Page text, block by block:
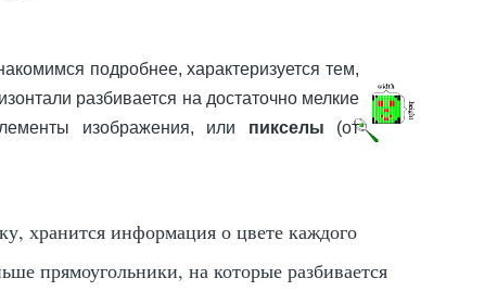
подробнее, характеризуется тем,
разбивается на достаточно мелкие
изображения, или пикселы (от
хранится информация о цвете каждого
прямоугольники, на которые разбивается